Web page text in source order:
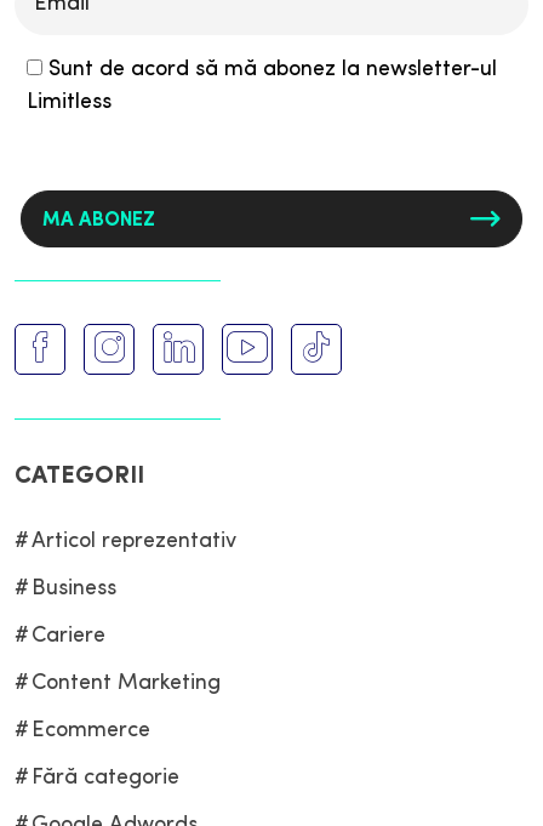
Sunt de acord să mă abonez la newsletter-ul
Limitless
CATEGORII
Articol reprezentativ
Business
Cariere
Content Marketing
Ecommerce
Fără categorie